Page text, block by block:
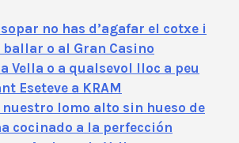
no has d’agafar el cotxe i
o al Gran Casino
Vella o a qualsevol lloc a peu
Eseteve a KRAM
lomo alto sin hueso de
cocinado a la perfección